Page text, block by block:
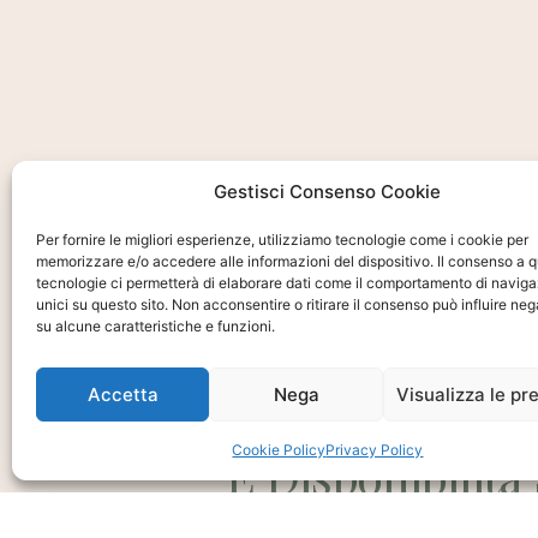
Gestisci Consenso Cookie
Per fornire le migliori esperienze, utilizziamo tecnologie come i cookie per
memorizzare e/o accedere alle informazioni del dispositivo. Il consenso a
tecnologie ci permetterà di elaborare dati come il comportamento di
unici su questo sito. Non acconsentire o ritirare il consenso può influire
su alcune caratteristiche e funzioni.
Accetta Nega Visualizza le
Cookie PolicyPrivacy Policy
Chiedi
E Disponibilità